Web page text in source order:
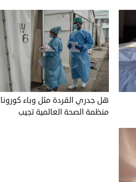
هل جدري القردة مثل وباء
منظمة الصحة العالمية تجيب